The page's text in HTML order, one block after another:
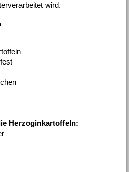
wird.
Herzoginkartoffeln: